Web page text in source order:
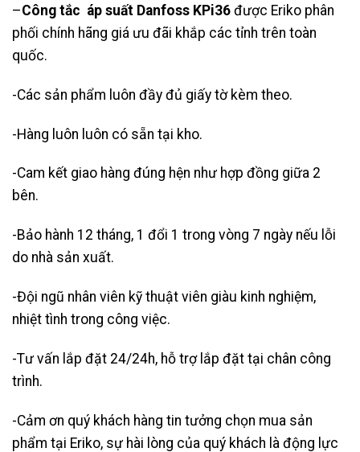
–Công tắc áp suất Danfoss KPi36 được Eriko phân
phối chính hãng giá ưu đãi khắp các tỉnh trên toàn
quốc.
-Các sản phẩm luôn đầy đủ giấy tờ kèm theo.
-Hàng luôn luôn có sẵn tại kho.
-Cam kết giao hàng đúng hện như hợp đồng giữa 2
bên.
-Bảo hành 12 tháng, 1 đổi 1 trong vòng 7 ngày nếu lỗi
do nhà sản xuất.
-Đội ngũ nhân viên kỹ thuật viên giàu kinh nghiệm,
nhiệt tình trong công việc.
-Tư vấn lắp đặt 24/24h, hỗ trợ lắp đặt tại chân công
trình.
-Cảm ơn quý khách hàng tin tưởng chọn mua sản
phẩm tại Eriko, sự hài lòng của quý khách là động lực